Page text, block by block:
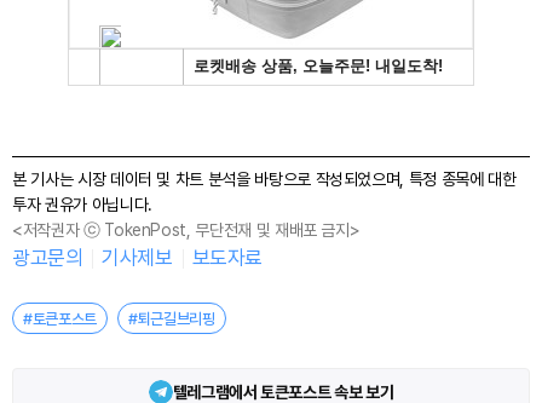
본 기사는 시장 데이터 및 차트 분석을 바탕으로 작성되었으며, 특정 종목에 대한
투자 권유가 아닙니다.
<저작권자 ⓒ TokenPost, 무단전재 및 재배포 금지>
광고문의 기사제보 보도자료
#토큰포스트 #퇴근길브리핑
텔레그램에서 토큰포스트 속보 보기